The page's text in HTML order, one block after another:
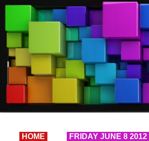
HOME FRIDAY JUNE 8 2012